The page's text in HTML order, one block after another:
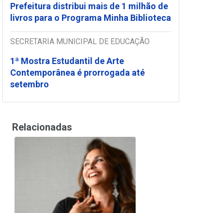
Prefeitura distribui mais de 1 milhão de
livros para o Programa Minha Biblioteca
SECRETARIA MUNICIPAL DE EDUCAÇÃO
1ª Mostra Estudantil de Arte
Contemporânea é prorrogada até
setembro
Relacionadas